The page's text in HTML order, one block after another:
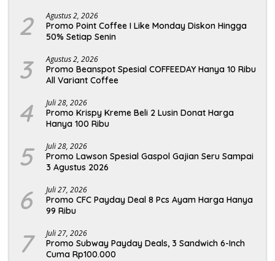
2 Agustus 2, 2026
Promo Point Coffee I Like Monday Diskon Hingga
50% Setiap Senin
3 Agustus 2, 2026
Promo Beanspot Spesial COFFEEDAY Hanya 10 Ribu
All Variant Coffee
4 Juli 28, 2026
Promo Krispy Kreme Beli 2 Lusin Donat Harga
Hanya 100 Ribu
5 Juli 28, 2026
Promo Lawson Spesial Gaspol Gajian Seru Sampai
3 Agustus 2026
6 Juli 27, 2026
Promo CFC Payday Deal 8 Pcs Ayam Harga Hanya
99 Ribu
7 Juli 27, 2026
Promo Subway Payday Deals, 3 Sandwich 6-Inch
Cuma Rp100.000